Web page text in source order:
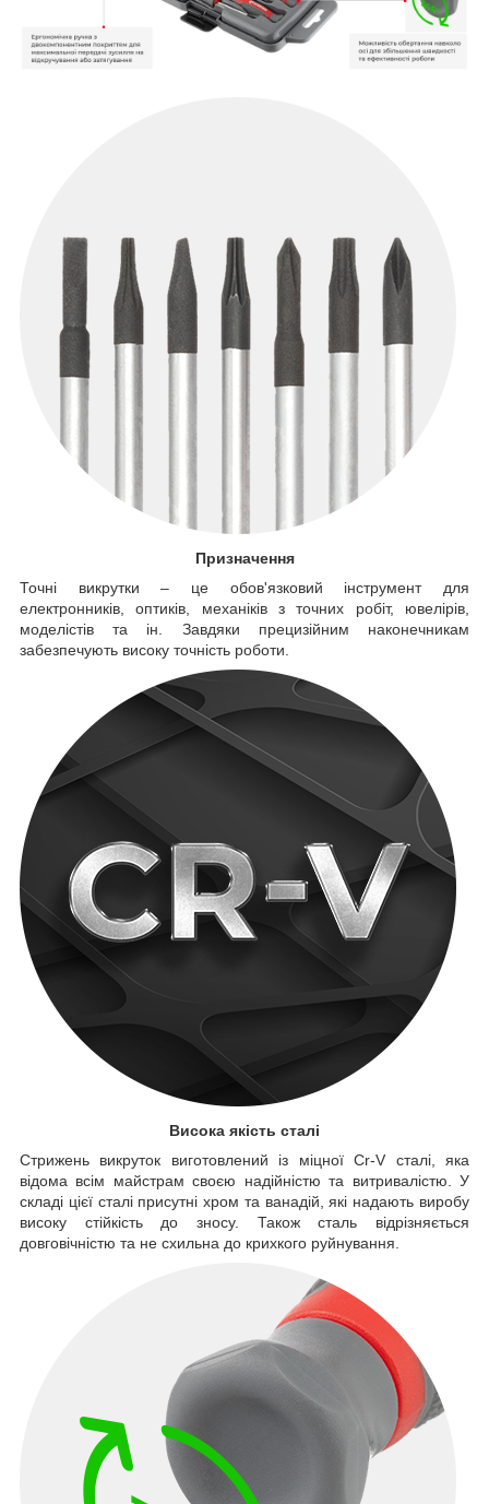
Призначення
Точні викрутки – це обов'язковий інструмент для
електронників, оптиків, механіків з точних робіт, ювелірів,
моделістів та ін. Завдяки прецизійним наконечникам
забезпечують високу точність роботи.
Висока якість сталі
Стрижень викруток виготовлений із міцної Cr-V сталі, яка
відома всім майстрам своєю надійністю та витривалістю. У
складі цієї сталі присутні хром та ванадій, які надають виробу
високу стійкість до зносу. Також сталь відрізняється
довговічністю та не схильна до крихкого руйнування.